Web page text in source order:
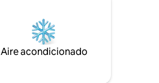
Aire acondicionado